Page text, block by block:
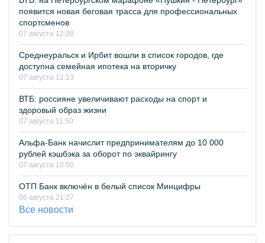
появится новая беговая трасса для профессиональных
спортсменов
07 августа 12:28
Среднеуральск и Ирбит вошли в список городов, где
доступна семейная ипотека на вторичку
07 августа 12:13
ВТБ: россияне увеличивают расходы на спорт и
здоровый образ жизни
07 августа 11:50
Альфа-Банк начислит предпринимателям до 10 000
рублей кэшбэка за оборот по эквайрингу
07 августа 10:00
ОТП Банк включён в белый список Минцифры
06 августа 21:27
Все новости